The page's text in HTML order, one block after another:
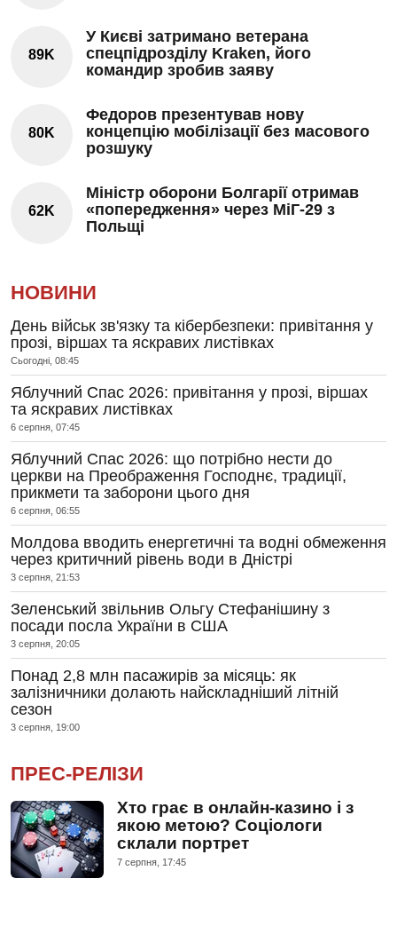
89K
У Києві затримано ветерана
спецпідрозділу Kraken, його
командир зробив заяву
80K
Федоров презентував нову
концепцію мобілізації без масового
розшуку
62K
Міністр оборони Болгарії отримав
«попередження» через МіГ-29 з
Польщі
НОВИНИ
День військ зв'язку та кібербезпеки: привітання у
прозі, віршах та яскравих листівках
Сьогодні, 08:45
Яблучний Спас 2026: привітання у прозі, віршах
та яскравих листівках
6 серпня, 07:45
Яблучний Спас 2026: що потрібно нести до
церкви на Преображення Господнє, традиції,
прикмети та заборони цього дня
6 серпня, 06:55
Молдова вводить енергетичні та водні обмеження
через критичний рівень води в Дністрі
3 серпня, 21:53
Зеленський звільнив Ольгу Стефанішину з
посади посла України в США
3 серпня, 20:05
Понад 2,8 млн пасажирів за місяць: як
залізничники долають найскладніший літній
сезон
3 серпня, 19:00
ПРЕС-РЕЛІЗИ
Хто грає в онлайн-казино і з
якою метою? Соціологи
склали портрет
7 серпня, 17:45